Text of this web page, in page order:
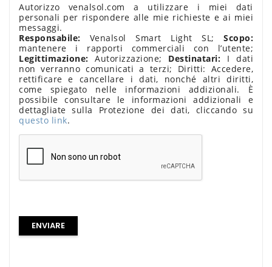
Autorizzo venalsol.com a utilizzare i miei dati
personali per rispondere alle mie richieste e ai miei
messaggi.
Responsabile: Venalsol Smart Light SL; Scopo:
mantenere i rapporti commerciali con l’utente;
Legittimazione: Autorizzazione; Destinatari: I dati
non verranno comunicati a terzi; Diritti: Accedere,
rettificare e cancellare i dati, nonché altri diritti,
come spiegato nelle informazioni addizionali. È
possibile consultare le informazioni addizionali e
dettagliate sulla Protezione dei dati, cliccando su
questo link.